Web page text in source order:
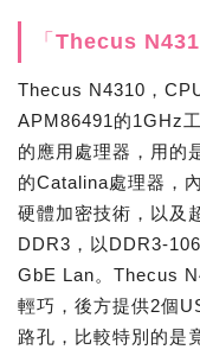
「Thecus
Thecus N4310，
APM86491的1GHz
的應用處理器，用
的Catalina處理器，
硬體加密技術，以及
DDR3，以DDR3-
GbE Lan。Thecus
輕巧，後方提供2個
路孔，比較特別的是